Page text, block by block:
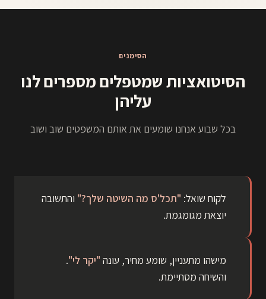
הסימנים
הסיטואציות שמטפלים מספרים לנו
עליהן
בכל שבוע אנחנו שומעים את אותם המשפטים שוב ושוב
לקוח שואל: "תכל'ס מה השיטה שלך?" והתשובה
יוצאת מגומגמת.
מישהו מתעניין, שומע מחיר, עונה "יקר לי".
והשיחה מסתיימת.